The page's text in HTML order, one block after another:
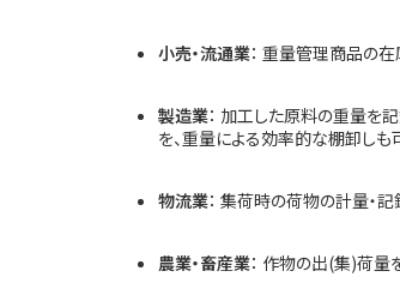
小売・流通業： 重量管理商品の
製造業： 加工した原料の重量を
を、重量による効率的な棚卸しも
物流業： 集荷時の荷物の計量・
農業・畜産業： 作物の出(集)荷量